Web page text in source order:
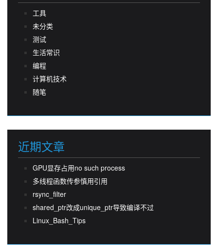
工具
未分类
测试
生活常识
编程
计算机技术
随笔
近期文章
GPU显存占用no such process
多线程函数传参慎用引用
rsync_filter
shared_ptr改成unique_ptr导致编译不过
Linux_Bash_Tips